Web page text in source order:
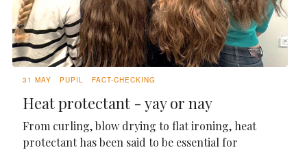
31 MAY PUPIL FACT-CHECKING
Heat protectant - yay or nay
From curling, blow drying to flat ironing, heat
protectant has been said to be essential for